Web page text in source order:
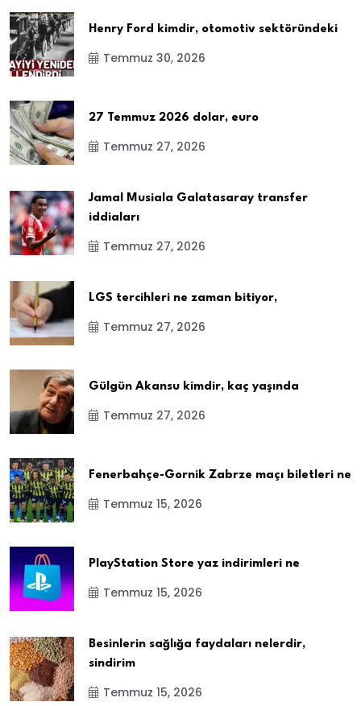
Henry Ford kimdir, otomotiv sektöründeki
Temmuz 30, 2026
27 Temmuz 2026 dolar, euro
Temmuz 27, 2026
Jamal Musiala Galatasaray transfer
iddiaları
Temmuz 27, 2026
LGS tercihleri ne zaman bitiyor,
Temmuz 27, 2026
Gülgün Akansu kimdir, kaç yaşında
Temmuz 27, 2026
Fenerbahçe-Gornik Zabrze maçı biletleri ne
Temmuz 15, 2026
PlayStation Store yaz indirimleri ne
Temmuz 15, 2026
Besinlerin sağlığa faydaları nelerdir,
sindirim
Temmuz 15, 2026